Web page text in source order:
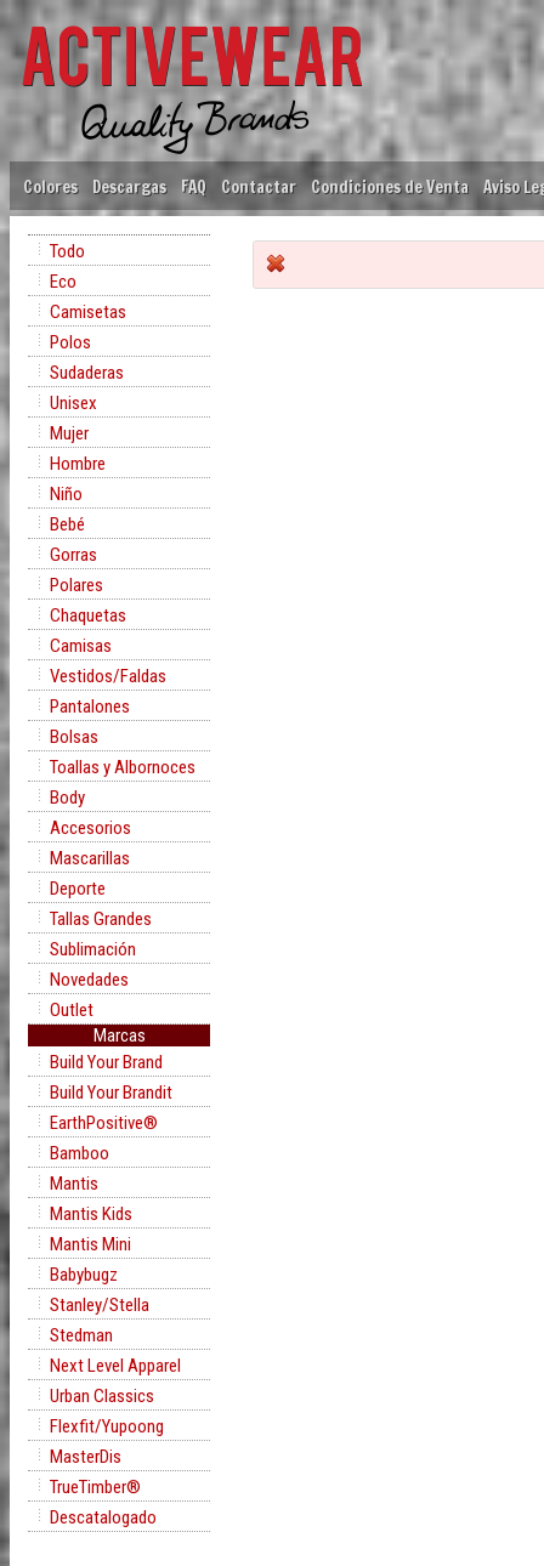
Colores Descargas FAQ Contactar Condiciones de Venta Aviso
Todo
Eco
Camisetas
Polos
Sudaderas
Unisex
Mujer
Hombre
Niño
Bebé
Gorras
Polares
Chaquetas
Camisas
Vestidos/Faldas
Pantalones
Bolsas
Toallas y Albornoces
Body
Accesorios
Mascarillas
Deporte
Tallas Grandes
Sublimación
Novedades
Outlet
Marcas
Build Your Brand
Build Your Brandit
EarthPositive®
Bamboo
Mantis
Mantis Kids
Mantis Mini
Babybugz
Stanley/Stella
Stedman
Next Level Apparel
Urban Classics
Flexfit/Yupoong
MasterDis
TrueTimber®
Descatalogado